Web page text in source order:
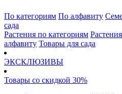
По категориям По алфавиту
сада
Растения по категориям
алфавиту Товары для сада
ЭКСКЛЮЗИВЫ
Товары со скидкой 30%